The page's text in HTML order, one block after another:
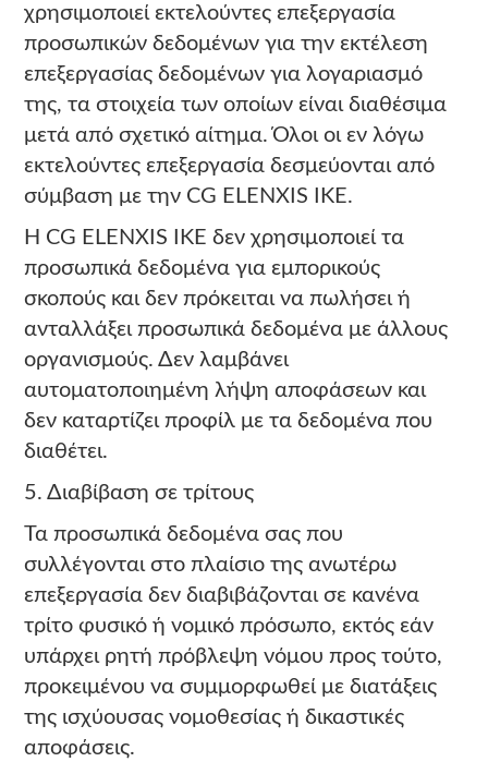
χρησιμοποιεί εκτελούντες επεξεργασία
προσωπικών δεδομένων για την εκτέλεση
επεξεργασίας δεδομένων για λογαριασμό
της, τα στοιχεία των οποίων είναι διαθέσιμα
μετά από σχετικό αίτημα. Όλοι οι εν λόγω
εκτελούντες επεξεργασία δεσμεύονται από
σύμβαση με την CG ELENXIS ΙΚΕ.
Η CG ELENXIS ΙΚΕ δεν χρησιμοποιεί τα
προσωπικά δεδομένα για εμπορικούς
σκοπούς και δεν πρόκειται να πωλήσει ή
ανταλλάξει προσωπικά δεδομένα με άλλους
οργανισμούς. Δεν λαμβάνει
αυτοματοποιημένη λήψη αποφάσεων και
δεν καταρτίζει προφίλ με τα δεδομένα που
διαθέτει.
5. Διαβίβαση σε τρίτους
Τα προσωπικά δεδομένα σας που
συλλέγονται στο πλαίσιο της ανωτέρω
επεξεργασία δεν διαβιβάζονται σε κανένα
τρίτο φυσικό ή νομικό πρόσωπο, εκτός εάν
υπάρχει ρητή πρόβλεψη νόμου προς τούτο,
προκειμένου να συμμορφωθεί με διατάξεις
της ισχύουσας νομοθεσίας ή δικαστικές
αποφάσεις.